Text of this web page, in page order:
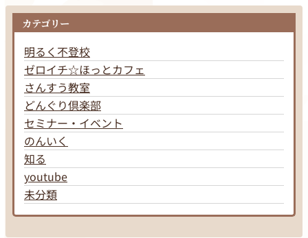
カテゴリー
明るく不登校
ゼロイチ☆ほっとカフェ
さんすう教室
どんぐり倶楽部
セミナー・イベント
のんいく
知る
youtube
未分類